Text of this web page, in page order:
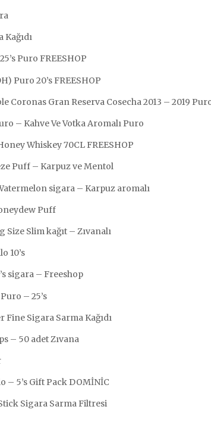
Puro FREESHOP
Puro 20’s FREESHOP
Coronas Gran Reserva Cosecha 2013 – 2019 Puro
– Kahve Ve Votka Aromalı Puro
Whiskey 70CL FREESHOP
Puff – Karpuz ve Mentol
sigara – Karpuz aromalı
Puff
Slim kağıt – Zıvanalı
10’s
sigara – Freeshop
– 25’s
Fine Sigara Sarma Kağıdı
– 50 adet Zıvana
– 5’s Gift Pack DOMİNİC
Sigara Sarma Filtresi